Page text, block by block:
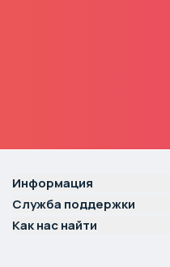
Информация
Служба поддержки
Как нас найти